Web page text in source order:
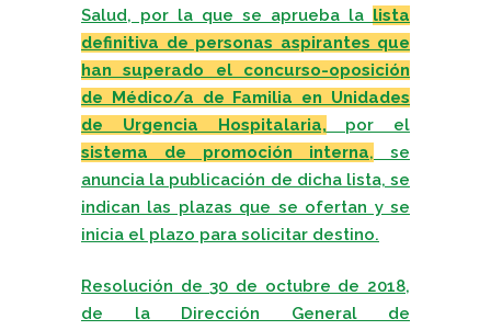
Salud, por la que se aprueba la lista
definitiva de personas aspirantes que
han superado el concurso-oposición
de Médico/a de Familia en Unidades
de Urgencia Hospitalaria, por el
sistema de promoción interna, se
anuncia la publicación de dicha lista, se
indican las plazas que se ofertan y se
inicia el plazo para solicitar destino.
Resolución de 30 de octubre de 2018,
de la Dirección General de